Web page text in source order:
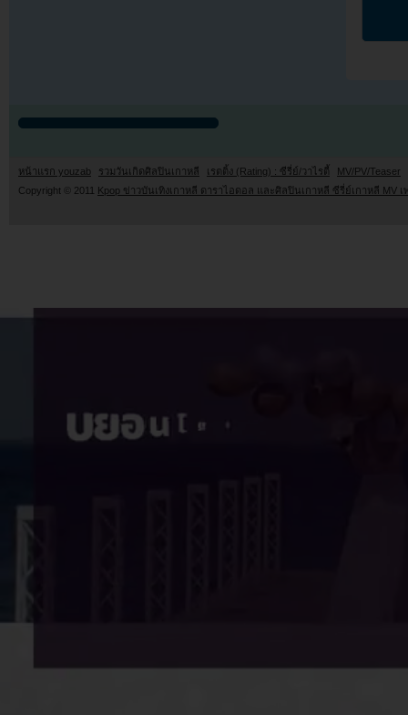
หน้าแรก youzab รวมวันเกิดศิลปินเกาหลี เรตติ้ง (Rating) : ซีรี่ย์/วาไรตี้
MV/PV/Teaser
Copyright © 2011
Kpop ข่าวบันเทิงเกาหลี ดาราไอดอล และศิลปินเกาหลี ซีรี่ย์เกาหลี MV